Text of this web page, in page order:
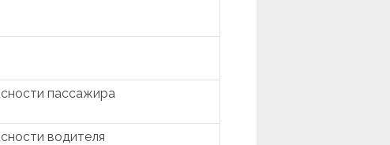
пассажира
водителя